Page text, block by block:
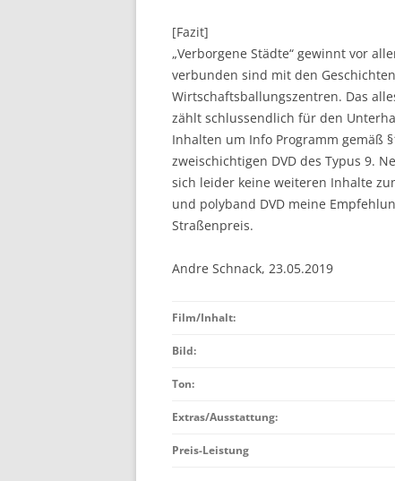
[Fazit]
„Verborgene Städte“ gewinnt vor
verbunden sind mit den
Wirtschaftsballungszentren. Das
zählt schlussendlich für den
Inhalten um Info Programm gemäß
zweischichtigen DVD des Typus 9.
sich leider keine weiteren Inhalte
und polyband DVD meine
Straßenpreis.
Andre Schnack, 23.05.2019
Film/Inhalt:
Bild:
Ton:
Extras/Ausstattung:
Preis-Leistung